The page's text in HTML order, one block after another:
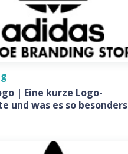
| Eine kurze Logo-
und was es so besonders